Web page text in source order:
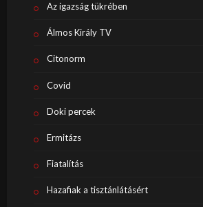
Az igazság tükrében
Álmos Király TV
Citonorm
Covid
Doki percek
Ermitázs
Fiatalítás
Hazafiak a tisztánlátásért